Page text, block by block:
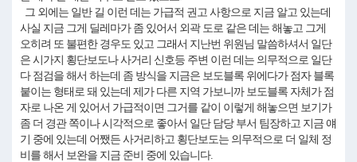
그 외에는 일반 길 이런 데는 가급적 권고 사항으로 지금 알고 있는데
사실 지금 그게 딜레마가 좀 있어서 외곽 도로 같은 데는 해놓고 그게
오히려 또 불편한 경우도 있고 그래서 지난번 위원님 말씀하셔서 일단
은 시가지 횡단보도나 사거리 신호등 주변 이런 데는 의무적으로 일단
다 점검을 해서 하는데 좀 방식을 지금은 보도블록 위에다가 점자 블록
붙이는 형태로 돼 있는데 제가 다른 지역 가보니까 보도블록 자체가 점
자로 나온 게 있어서 가급적이면 그거를 같이 이렇게 해놓으면 보기가
좀 더 경관 쪽이나 시각적으로 좋아서 일단 담당 부서 팀장하고 지금 얘
기 중에 있는데 어쨌든 사거리하고 횡단보도는 의무적으로 더 일체 정
비를 해서 보완을 지금 준비 중에 있습니다.